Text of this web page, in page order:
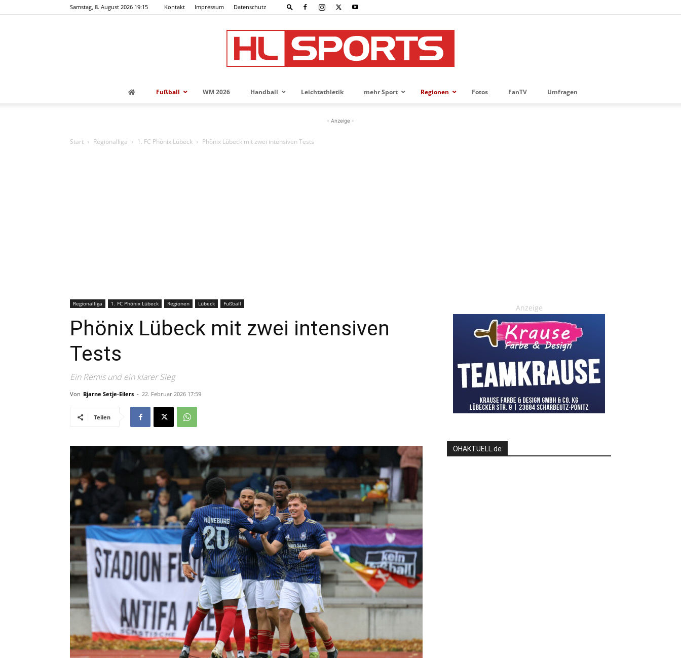
Samstag, 8. August 2026 19:15 Kontakt Impressum Datenschutz
Region
Fußball WM 2026 Handball Leichtathletik mehr Sport Regionen Fotos FanTV Umfragen
- Anzeige -
Start Regionalliga 1. FC Phönix Lübeck Phönix Lübeck mit zwei intensiven Tests
Regionalliga 1. FC Phönix Lübeck Regionen Lübeck Fußball
Phönix Lübeck mit zwei intensiven
Tests
Ein Remis und ein klarer Sieg
Von Bjarne Setje-Eilers - 22. Februar 2026 17:59
Teilen
Anzeige